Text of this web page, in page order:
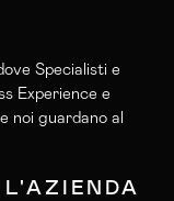
Specialisti e
Experience e
noi guardano al